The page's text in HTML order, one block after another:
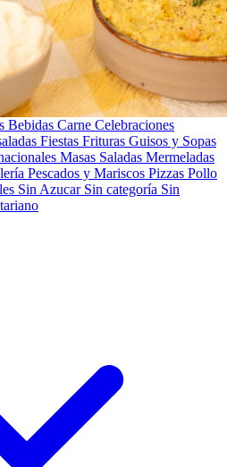
Bebidas Carne Celebraciones
Fiestas Frituras Guisos y Sopas
Masas Saladas Mermeladas
Pescados y Mariscos Pizzas Pollo
Sin Azucar Sin categoría Sin